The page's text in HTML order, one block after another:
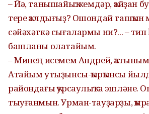
– Йә, танышайыҡ: кемдәр, ҡайҙан
тере ҡалдығыҙ? Ошондай ташҡын
сәйәхәткә сығалармы ни?... –
башланы олатайым.
– Минең исемем Андрей, ҡатыным
Атайым утыҙынсы-ҡырҡынсы
райондағы ҡурсаулыҡта эшләне.
тыуғанмын. Урман-тауҙарҙы,